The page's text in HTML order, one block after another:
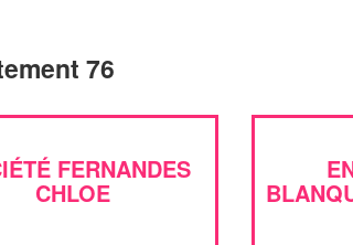
76
FERNANDES
CHLOE